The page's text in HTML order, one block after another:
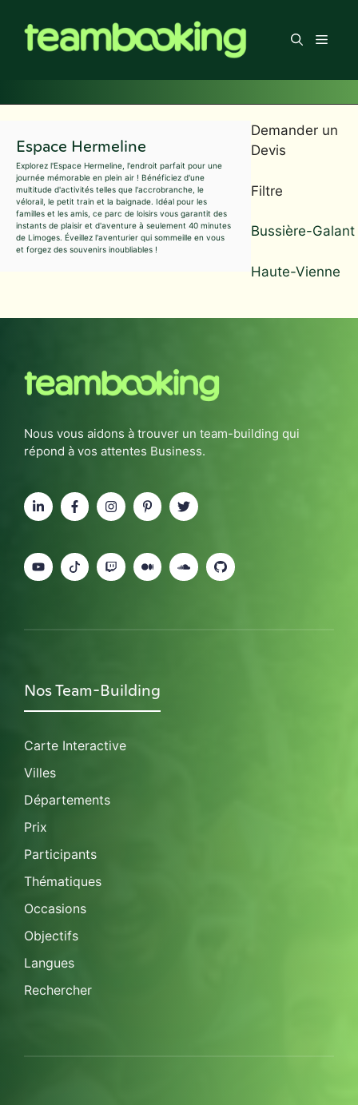
contenu
Menu
Espace Hermeline
Explorez l'Espace Hermeline, l'endroit parfait pour une
journée mémorable en plein air ! Bénéficiez d'une
multitude d'activités telles que l'accrobranche, le
vélorail, le petit train et la baignade. Idéal pour les
familles et les amis, ce parc de loisirs vous garantit des
instants de plaisir et d'aventure à seulement 40 minutes
de Limoges. Éveillez l'aventurier qui sommeille en vous
et forgez des souvenirs inoubliables !
Demander un
Devis
Filtre
Bussière-Galant
Haute-Vienne
Nous vous aidons à trouver un team-building qui
répond à vos attentes Business.
Nos Team-Building
Carte Interactive
Villes
Départements
Prix
Participants
Thématiques
Occasions
Objectifs
Langues
Rechercher